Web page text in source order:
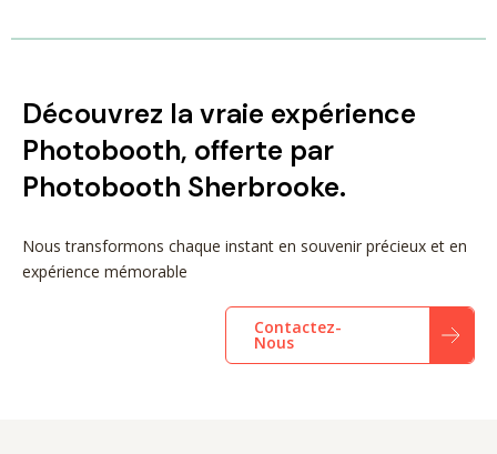
la
Découvrez la vraie expérience
Photobooth, offerte par
Photobooth Sherbrooke.
Nous transformons chaque instant en souvenir précieux et en
expérience mémorable
Contactez-
Nous